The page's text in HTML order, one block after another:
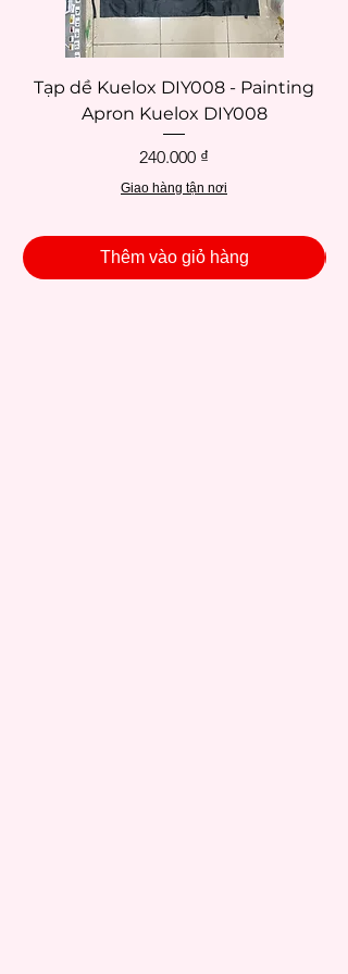
Tạp dề Kuelox DIY008 - Painting
Apron Kuelox DIY008
Giá
240.000 ₫
Giao hàng tận nơi
Thêm vào giỏ hàng